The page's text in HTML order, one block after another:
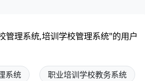
管理系统,培训学校管理系统"的用户
系统 职业培训学校教务系统